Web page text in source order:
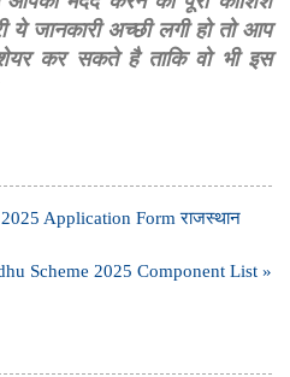
ये जानकारी अच्छी लगी हो तो आप
कर सकते है ताकि वो भी इस
Application Form राजस्थान
Scheme 2025 Component List »